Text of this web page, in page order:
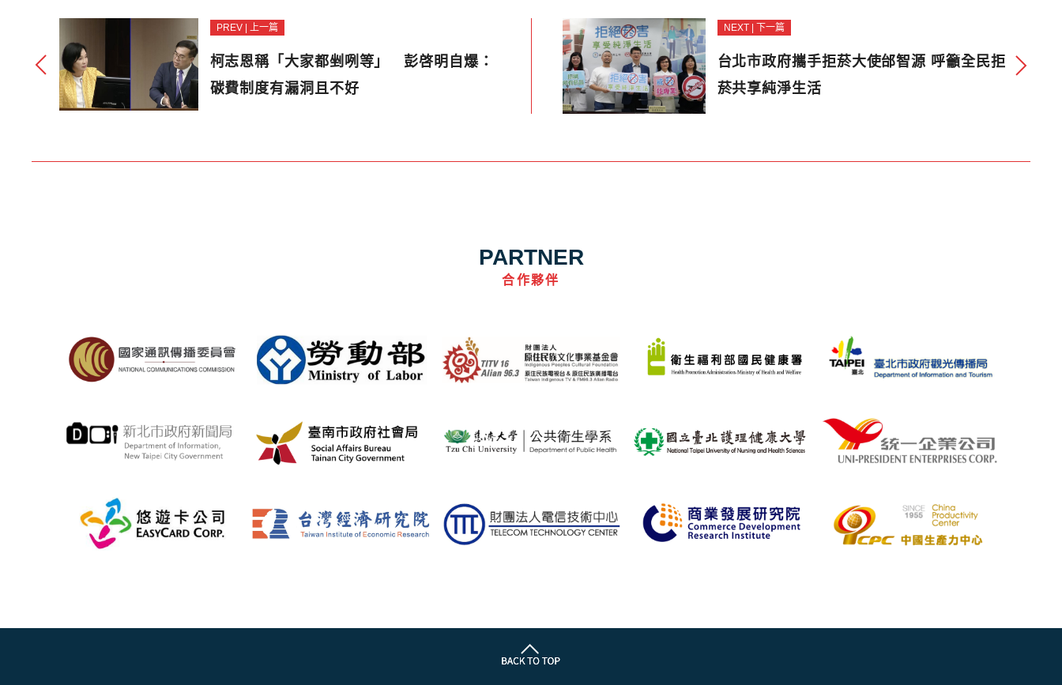
PREV | 上一篇
柯志恩稱「大家都剉咧等」 彭啓明自爆：
碳費制度有漏洞且不好
NEXT | 下一篇
台北市政府攜手拒菸大使邰智源 呼籲全民拒
菸共享純淨生活
PARTNER
合作夥伴